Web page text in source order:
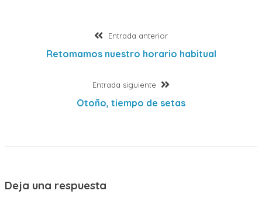
Entrada anteriorEntrada
anterior:
Retomamos nuestro horario habitual
Entrada siguiente
Entrada
siguiente:
Otoño, tiempo de setas
Deja una respuesta